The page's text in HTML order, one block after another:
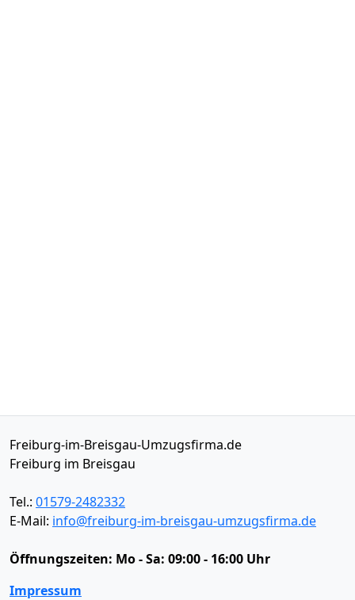
Freiburg-im-Breisgau-Umzugsfirma.de
Freiburg im Breisgau
Tel.: 01579-2482332
E-Mail: info@freiburg-im-breisgau-umzugsfirma.de
Öffnungszeiten: Mo - Sa: 09:00 - 16:00 Uhr
Impressum